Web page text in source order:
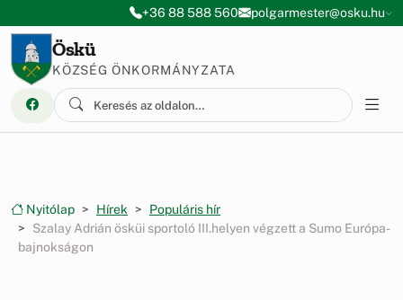
Ugrás a menüre
Ugrás a tartalomra+36 88 588 560 polgarmester@osku.hu
Öskü
KÖZSÉG ÖNKORMÁNYZATA
Nyitólap Hírek
Populáris hír
Szalay Adrián ösküi sportoló III.helyen végzett a Sumo Európa-
bajnokságon